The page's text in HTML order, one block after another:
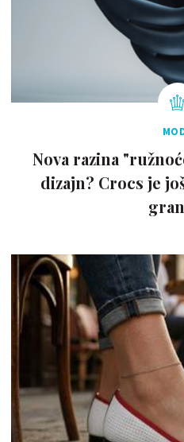
Nova razina
dizajn? Crocs je